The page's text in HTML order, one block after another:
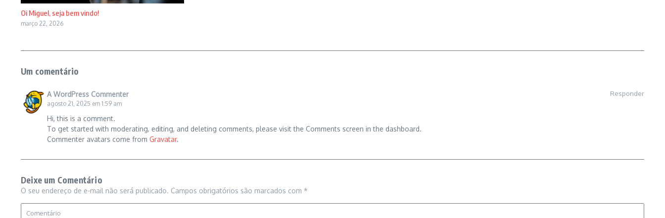
Oi Miguel, seja bem vindo!
março 22, 2026
Um comentário
A WordPress Commenter
agosto 21, 2025 em 1:59 am
Responder
Hi, this is a comment.
To get started with moderating, editing, and deleting comments, please visit the Comments screen in the dashboard.
Commenter avatars come from Gravatar.
Deixe um Comentário
O seu endereço de e-mail não será publicado. Campos obrigatórios são marcados com *